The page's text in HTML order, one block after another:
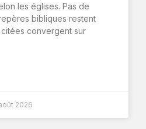
les églises. Pas de
bibliques restent
convergent sur
2026